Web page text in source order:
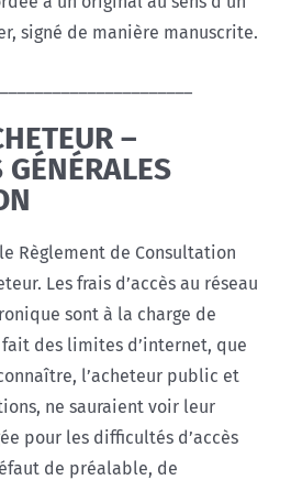
signé de manière manuscrite.
–
Règlement de Consultation
Les frais d’accès au réseau
sont à la charge de
des limites d’internet, que
l’acheteur public et
ne sauraient voir leur
pour les difficultés d’accès
de préalable, de